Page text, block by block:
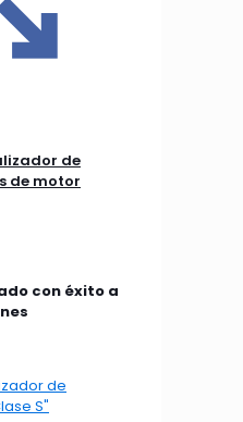
de
de motor
con éxito a